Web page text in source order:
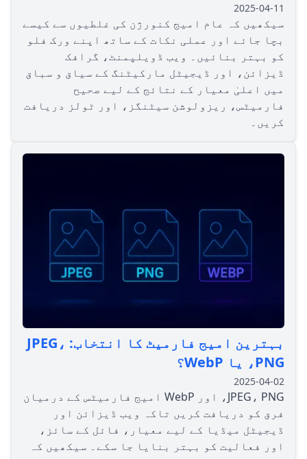
2025-04-11
سیکھیں کہ عام امیج کنورژن کی غلطیوں سے کیسے
بچا جائے اور عملی نکات کے ساتھ اپنے ورک فلو
کو بہتر بنائیں۔ ویب ڈویلپمنٹ، گرافک
ڈیزائن، اور ڈیجیٹل مارکیٹنگ کے سیاق و سباق
میں اعلیٰ معیار کے نتائج کے لیے صحیح
فارمیٹس، ریزولوشن سیٹنگز، اور ٹولز دریافت
کریں۔
بہترین امیج فارمیٹ کا انتخاب: JPEG،
PNG، یا WebP؟
2025-04-02
JPEG، PNG، اور WebP امیج فارمیٹس کے درمیان
فرق کو دریافت کریں تاکہ ویب ڈیزائن اور
ڈیجیٹل میڈیا کے لیے معیار، فائل کے سائز،
اور فعالیت کو بہتر بنایا جا سکے۔ سیکھیں کہ